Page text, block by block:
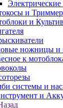
и
и
ножницы и
к
системы и
и